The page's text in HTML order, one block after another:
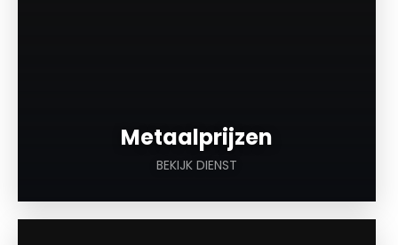
Metaalprijzen
BEKIJK DIENST